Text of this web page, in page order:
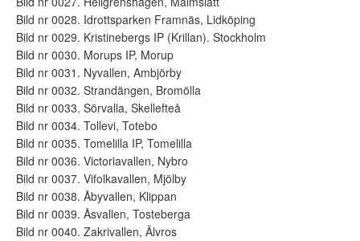
Bild nr 0028. Idrottsparken Framnäs, Lidköping
Bild nr 0029. Kristinebergs IP (Krillan). Stockholm
Bild nr 0030. Morups IP, Morup
Bild nr 0031. Nyvallen, Ambjörby
Bild nr 0032. Strandängen, Bromölla
Bild nr 0033. Sörvalla, Skellefteå
Bild nr 0034. Tollevi, Totebo
Bild nr 0035. Tomelilla IP, Tomelilla
Bild nr 0036. Victoriavallen, Nybro
Bild nr 0037. Vifolkavallen, Mjölby
Bild nr 0038. Åbyvallen, Klippan
Bild nr 0039. Åsvallen, Tosteberga
Bild nr 0040. Zakrivallen, Älvros